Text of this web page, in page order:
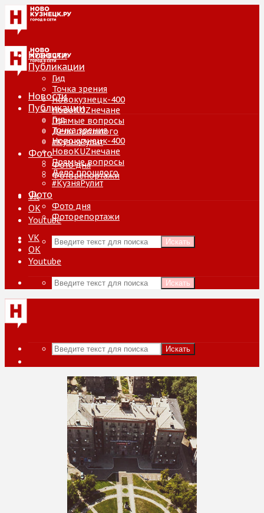
Новости
Публикации
Гид
Точка зрения
Новокузнецк-400
НовоKUZнечане
Прямые вопросы
Дело прошлого
#КузняРулит
Фото
Фото дня
Фоторепортажи
VK
ОК
Youtube
Искать
Новости
Публикации
Гид
Точка зрения
Новокузнецк-400
НовоKUZнечане
Прямые вопросы
Дело прошлого
#КузняРулит
Фото
Фото дня
Фоторепортажи
VK
ОК
Youtube
Искать
Искать